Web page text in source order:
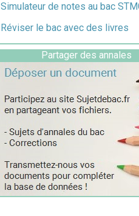
Simulateur de notes au bac
Réviser le bac avec des livres
Partager des annales